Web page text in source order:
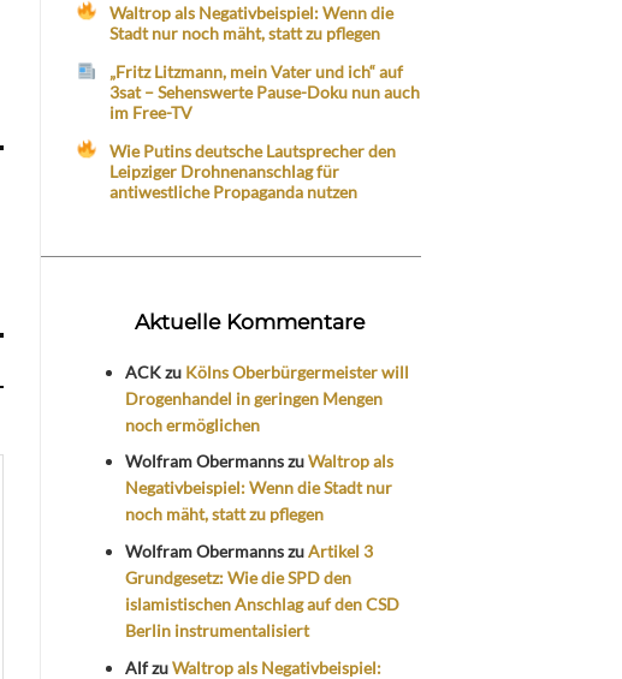
Waltrop als Negativbeispiel: Wenn die
Stadt nur noch mäht, statt zu pflegen
„Fritz Litzmann, mein Vater und ich“ auf
3sat – Sehenswerte Pause-Doku nun auch
im Free-TV
Wie Putins deutsche Lautsprecher den
Leipziger Drohnenanschlag für
antiwestliche Propaganda nutzen
Aktuelle Kommentare
ACKzu Kölns Oberbürgermeister will
Drogenhandel in geringen Mengen
noch ermöglichen
Wolfram ObermannszuWaltrop als
Negativbeispiel: Wenn die Stadt nur
noch mäht, statt zu pflegen
Wolfram ObermannszuArtikel 3
Grundgesetz: Wie die SPD den
islamistischen Anschlag auf den CSD
Berlin instrumentalisiert
AlfzuWaltrop als Negativbeispiel: